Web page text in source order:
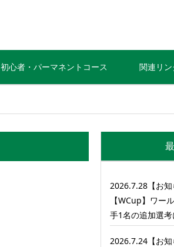
初心者・パーマネントコース 関連リン
2026.7.28【お知
【WCup】ワー
手1名の追加選
2026.7.24【お知